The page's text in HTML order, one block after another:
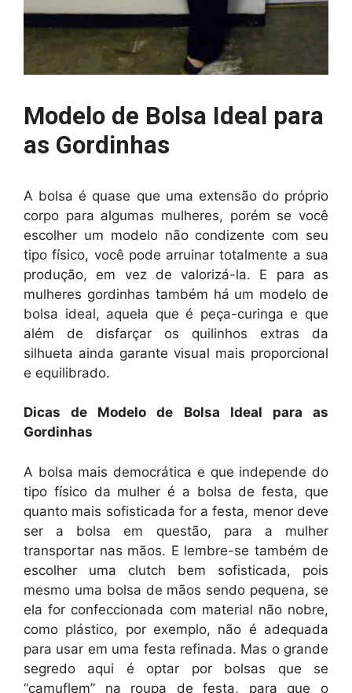
Modelo de Bolsa Ideal para
as Gordinhas
A bolsa é quase que uma extensão do próprio
corpo para algumas mulheres, porém se você
escolher um modelo não condizente com seu
tipo físico, você pode arruinar totalmente a sua
produção, em vez de valorizá-la. E para as
mulheres gordinhas também há um modelo de
bolsa ideal, aquela que é peça-curinga e que
além de disfarçar os quilinhos extras da
silhueta ainda garante visual mais proporcional
e equilibrado.
Dicas de Modelo de Bolsa Ideal para as
Gordinhas
A bolsa mais democrática e que independe do
tipo físico da mulher é a bolsa de festa, que
quanto mais sofisticada for a festa, menor deve
ser a bolsa em questão, para a mulher
transportar nas mãos. E lembre-se também de
escolher uma clutch bem sofisticada, pois
mesmo uma bolsa de mãos sendo pequena, se
ela for confeccionada com material não nobre,
como plástico, por exemplo, não é adequada
para usar em uma festa refinada. Mas o grande
segredo aqui é optar por bolsas que se
“camuflem” na roupa de festa, para que o